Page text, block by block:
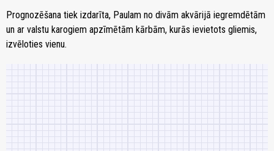
Prognozēšana tiek izdarīta, Paulam no divām akvārijā iegremdētām
un ar valstu karogiem apzīmētām kārbām, kurās ievietots gliemis,
izvēloties vienu.